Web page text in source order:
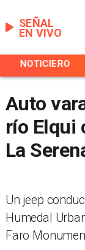
EN VIVO
SEÑAL
NOTICIERO
Auto
río Elqui
La
Un jeep
Humedal
Faro